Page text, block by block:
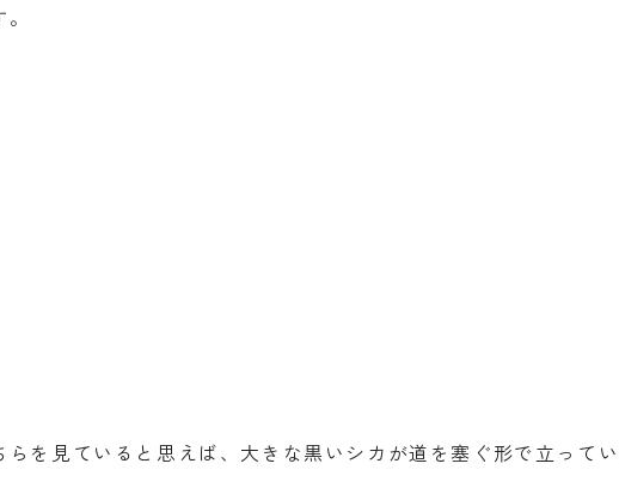
を見ていると思えば、大きな黒いシカが道を塞ぐ形で立ってい